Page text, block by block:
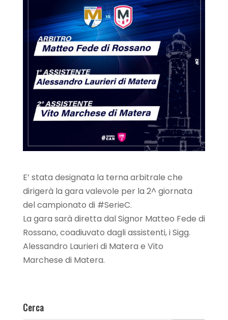
E’ stata designata la terna arbitrale che
dirigerà la gara valevole per la 2^ giornata
del campionato di #SerieC.
La gara sarà diretta dal Signor Matteo Fede di
Rossano, coadiuvato dagli assistenti, i Sigg.
Alessandro Laurieri di Matera e Vito
Marchese di Matera.
Cerca